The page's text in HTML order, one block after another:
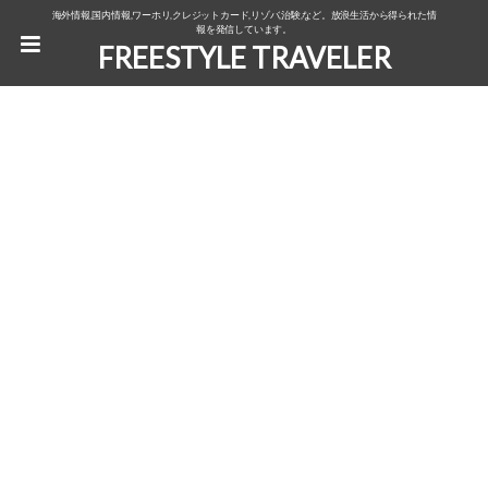
海外情報,国内情報,ワーホリ,クレジットカード,リゾバ,治験,など。放浪生活から得られた情
報を発信しています。
FREESTYLE TRAVELER